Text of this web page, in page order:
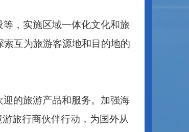
，实施区域一体化文化和旅
互为旅游客源地和目的地的
的旅游产品和服务。加强海
旅行商伙伴行动，为国外从